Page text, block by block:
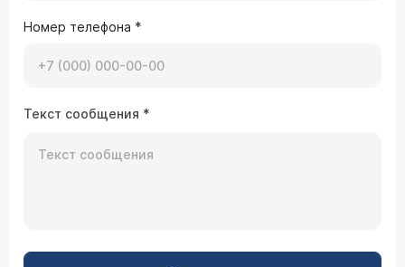
Номер телефона *
Текст сообщения *